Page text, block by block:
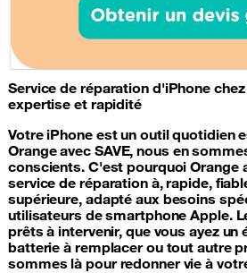
Service de réparation d'iPhone
expertise et rapidité
Votre iPhone est un outil quotidien
Orange avec SAVE, nous en
conscients. C'est pourquoi Orange
service de réparation à, rapide,
supérieure, adapté aux besoins
utilisateurs de smartphone Apple.
prêts à intervenir, que vous ayez un
batterie à remplacer ou tout autre
sommes là pour redonner vie à